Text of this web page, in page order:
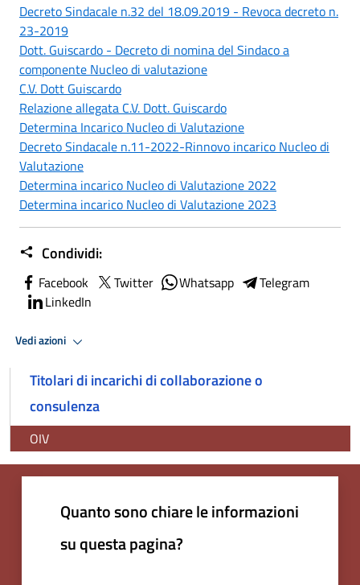
Decreto Sindacale n.32 del 18.09.2019 - Revoca decreto n.
23-2019
Dott. Guiscardo - Decreto di nomina del Sindaco a
componente Nucleo di valutazione
C.V. Dott Guiscardo
Relazione allegata C.V. Dott. Guiscardo
Determina Incarico Nucleo di Valutazione
Decreto Sindacale n.11-2022-Rinnovo incarico Nucleo di
Valutazione
Determina incarico Nucleo di Valutazione 2022
Determina incarico Nucleo di Valutazione 2023
Condividi:
Facebook Twitter Whatsapp
Telegram
LinkedIn
Vedi azioni
Titolari di incarichi di collaborazione o
consulenza
OIV
Quanto sono chiare le informazioni
su questa pagina?